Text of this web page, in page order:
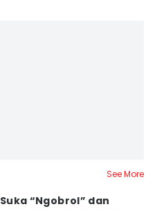
See More
Suka “Ngobrol” dan